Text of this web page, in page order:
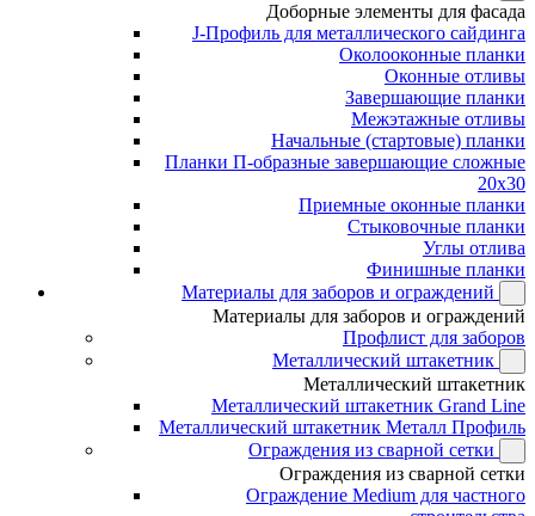
Доборные элементы для фасада
J-Профиль для металлического сайдинга
Околооконные планки
Оконные отливы
Завершающие планки
Межэтажные отливы
Начальные (стартовые) планки
Планки П-образные завершающие сложные
20x30
Приемные оконные планки
Стыковочные планки
Углы отлива
Финишные планки
Материалы для заборов и ограждений
Материалы для заборов и ограждений
Профлист для заборов
Металлический штакетник
Металлический штакетник
Металлический штакетник Grand Line
Металлический штакетник Металл Профиль
Ограждения из сварной сетки
Ограждения из сварной сетки
Ограждение Medium для частного